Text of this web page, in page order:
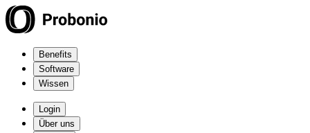
Benefits
Software
Wissen
Login
Über uns